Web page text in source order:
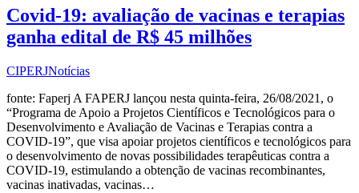
Covid-19: avaliação de vacinas e terapias
ganha edital de R$ 45 milhões
CIPERJNotícias
fonte: Faperj A FAPERJ lançou nesta quinta-feira, 26/08/2021, o
“Programa de Apoio a Projetos Científicos e Tecnológicos para o
Desenvolvimento e Avaliação de Vacinas e Terapias contra a
COVID-19”, que visa apoiar projetos científicos e tecnológicos para
o desenvolvimento de novas possibilidades terapêuticas contra a
COVID-19, estimulando a obtenção de vacinas recombinantes,
vacinas inativadas, vacinas…